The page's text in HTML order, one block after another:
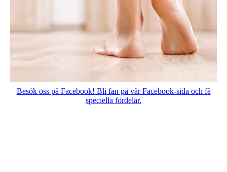
Besök oss på Facebook! Bli fan på vår Facebook-sida och få
speciella fördelar.